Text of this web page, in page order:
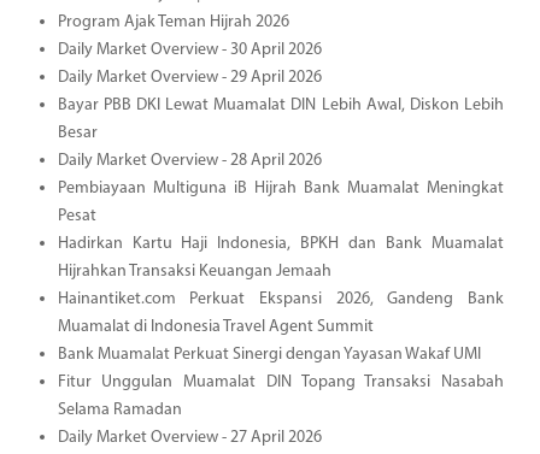
Program Ajak Teman Hijrah 2026
Daily Market Overview - 30 April 2026
Daily Market Overview - 29 April 2026
Bayar PBB DKI Lewat Muamalat DIN Lebih Awal, Diskon Lebih
Besar
Daily Market Overview - 28 April 2026
Pembiayaan Multiguna iB Hijrah Bank Muamalat Meningkat
Pesat
Hadirkan Kartu Haji Indonesia, BPKH dan Bank Muamalat
Hijrahkan Transaksi Keuangan Jemaah
Hainantiket.com Perkuat Ekspansi 2026, Gandeng Bank
Muamalat di Indonesia Travel Agent Summit
Bank Muamalat Perkuat Sinergi dengan Yayasan Wakaf UMI
Fitur Unggulan Muamalat DIN Topang Transaksi Nasabah
Selama Ramadan
Daily Market Overview - 27 April 2026